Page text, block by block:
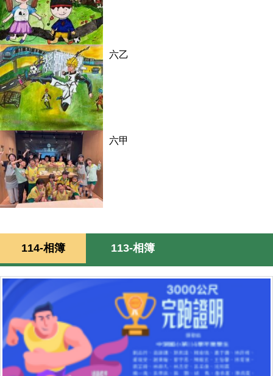
六乙
六甲
114-相簿 113-相簿